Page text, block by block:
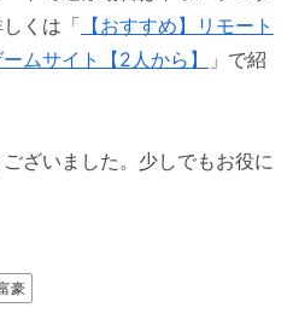
くは「 【おすすめ】リモート
ムサイト【2人から】
」で紹
ざいました。少しでもお役に
豪